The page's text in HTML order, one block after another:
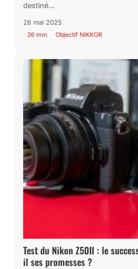
destiné...
26 mai 2025
26 mm
Objectif NIKKOR
Test du Nikon Z50II : le
il ses promesses ?